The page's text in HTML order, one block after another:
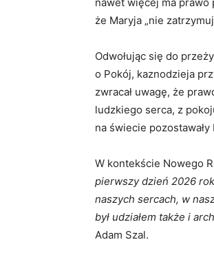
że Maryja „nie
Odwołując się do
o Pokój, kaznodzieja
zwracał uwagę, że
ludzkiego serca, z
na świecie
W kontekście Nowego
pierwszy dzień 2026
naszych sercach, w
był udziałem także i
Adam Szal.